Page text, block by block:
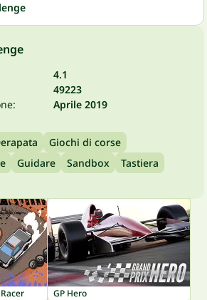
4.1
49223
Aprile 2019
Giochi di corse
Guidare Sandbox Tastiera
GP Hero